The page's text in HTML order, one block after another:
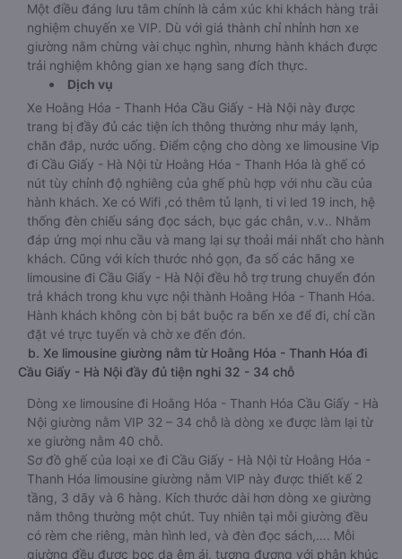
Một điều đáng lưu tâm chính là cảm xúc khi khách hàng trải
nghiệm chuyến xe VIP. Dù với giá thành chỉ nhỉnh hơn xe
giường nằm chừng vài chục nghìn, nhưng hành khách được
trải nghiệm không gian xe hạng sang đích thực.
Dịch vụ
Xe Hoằng Hóa - Thanh Hóa Cầu Giấy - Hà Nội này được
trang bị đầy đủ các tiện ích thông thường như máy lạnh,
chăn đắp, nước uống. Điểm cộng cho dòng xe limousine Vip
đi Cầu Giấy - Hà Nội từ Hoằng Hóa - Thanh Hóa là ghế có
nút tùy chỉnh độ nghiêng của ghế phù hợp với nhu cầu của
hành khách. Xe có Wifi ,có thêm tủ lạnh, ti vi led 19 inch, hệ
thống đèn chiếu sáng đọc sách, bục gác chân, v.v.. Nhằm
đáp ứng mọi nhu cầu và mang lại sự thoải mái nhất cho hành
khách. Cũng với kích thước nhỏ gọn, đa số các hãng xe
limousine đi Cầu Giấy - Hà Nội đều hỗ trợ trung chuyển đón
trả khách trong khu vực nội thành Hoằng Hóa - Thanh Hóa.
Hành khách không còn bị bắt buộc ra bến xe để đi, chỉ cần
đặt vé trực tuyến và chờ xe đến đón.
b. Xe limousine giường nằm từ Hoằng Hóa - Thanh Hóa đi
Cầu Giấy - Hà Nội đầy đủ tiện nghi 32 - 34 chỗ
Dòng xe limousine đi Hoằng Hóa - Thanh Hóa Cầu Giấy - Hà
Nội giường nằm VIP 32 – 34 chỗ là dòng xe được làm lại từ
xe giường nằm 40 chỗ.
Sơ đồ ghế của loại xe đi Cầu Giấy - Hà Nội từ Hoằng Hóa -
Thanh Hóa limousine giường nằm VIP này được thiết kế 2
tầng, 3 dãy và 6 hàng. Kích thước dài hơn dòng xe giường
nằm thông thường một chút. Tuy nhiên tại mỗi giường đều
có rèm che riêng, màn hình led, và đèn đọc sách,…. Mỗi
giường đều được bọc da êm ái, tương đương với phân khúc